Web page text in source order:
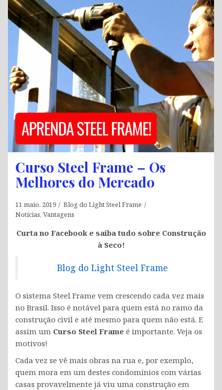
Curso Steel Frame – Os
Melhores do Mercado
11 maio, 2019
Blog do Light Steel Frame
Notícias, Vantagens
Curta no Facebook e saiba tudo sobre Construção
à Seco!
Blog do Light Steel Frame
O sistema Steel Frame vem crescendo cada vez mais
no Brasil. Isso é notável para quem está no ramo da
construção civil e até mesmo para quem não está. E
assim um Curso Steel Frame é importante. Veja os
motivos!
Cada vez se vê mais obras na rua e, por exemplo,
quem mora em um destes condomínios com várias
casas provavelmente já viu uma construção em